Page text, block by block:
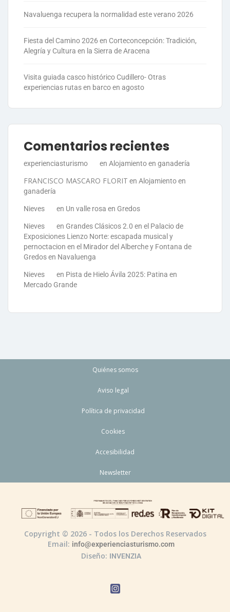
Navaluenga recupera la normalidad este verano 2026
Fiesta del Camino 2026 en Corteconcepción: Tradición,
Alegría y Cultura en la Sierra de Aracena
Visita guiada casco histórico Cudillero- Otras
experiencias rutas en barco en agosto
Comentarios recientes
experienciasturismo en Alojamiento en ganadería
FRANCISCO MASCARO FLORIT en Alojamiento en
ganadería
Nieves en Un valle rosa en Gredos
Nieves en Grandes Clásicos 2.0 en el Palacio de
Exposiciones Lienzo Norte: escapada musical y
pernoctacion en el Mirador del Alberche y Fontana de
Gredos en Navaluenga
Nieves en Pista de Hielo Ávila 2025: Patina en
Mercado Grande
Quiénes somos
Aviso legal
Política de privacidad
Cookies
Accesibilidad
Newsletter
Copyright © 2026 - Todos los Derechos Reservados
Email: info@experienciasturismo.com
Diseño: INVENZIA